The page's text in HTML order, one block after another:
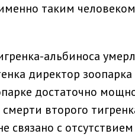
таким человеком
альбиноса
директор
достаточно
второго
связано с